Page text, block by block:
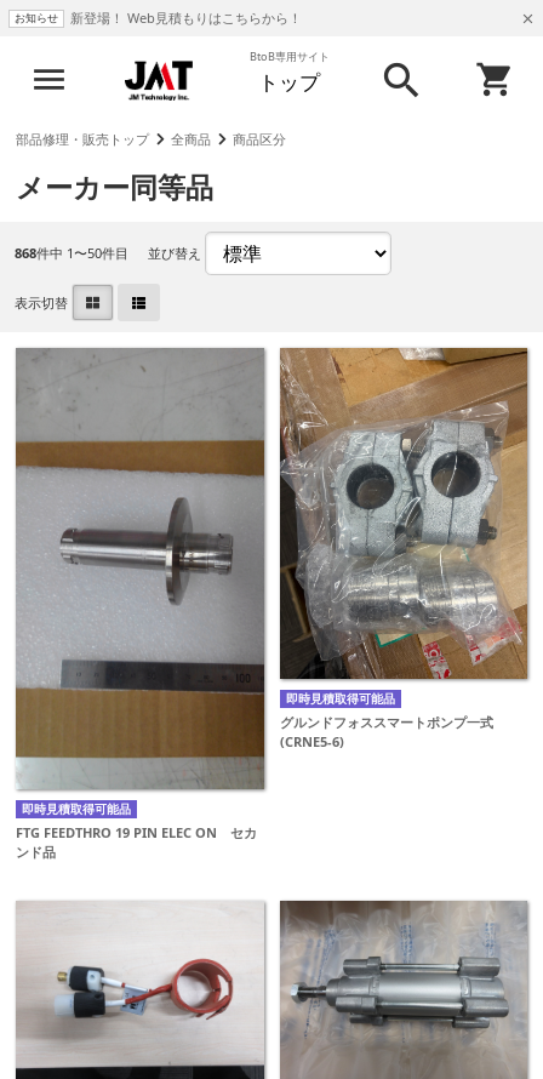
お知らせ 新登場！ Web見積もりはこちらから！
BtoB専用サイト
トップ
部品修理・販売トップ 全商品 商品区分
メーカー同等品
868件中 1〜50件目 並び替え
表示切替
即時見積取得可能品
FTG FEEDTHRO 19 PIN ELEC ON セカ
ンド品
即時見積取得可能品
グルンドフォススマートポンプ一式
(CRNE5-6)